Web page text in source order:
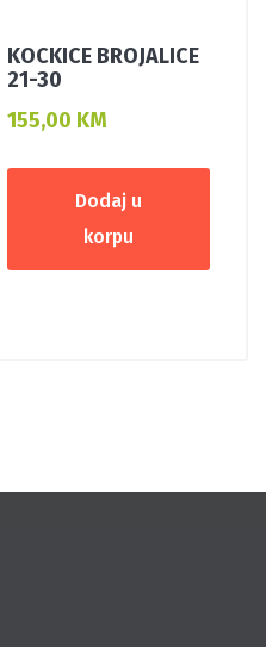
KOCKICE BROJALICE
21-30
155,00 KM
Dodaj u
korpu